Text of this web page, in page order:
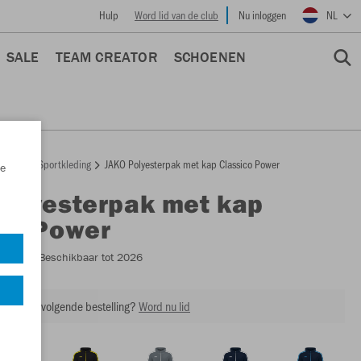
Hulp Word lid van de club Nu inloggen NL
SALE TEAM CREATOR SCHOENEN
Sportkleding JAKO Polyesterpak met kap Classico Power
Polyesterpak met kap
Power
- Beschikbaar tot 2026
op je volgende bestelling?Word nu lid